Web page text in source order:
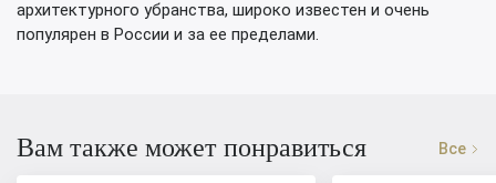
архитектурного убранства, широко известен и очень
популярен в России и за ее пределами.
Вам также может понравиться Все